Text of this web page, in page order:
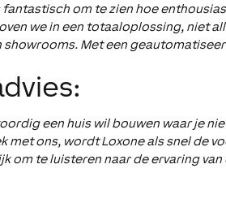
fantastisch om te zien hoe
we in een totaaloplossing, niet
showrooms. Met een
een huis wil bouwen waar je
met ons, wordt Loxone als snel de
om te luisteren naar de ervaring